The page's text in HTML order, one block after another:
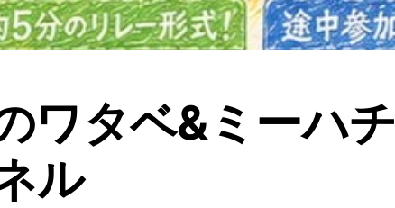
ワタベ&ミーハチ
ル